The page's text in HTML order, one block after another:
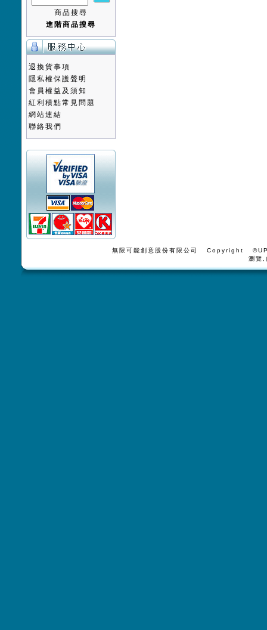
商品搜尋
進階商品搜尋
退換貨事項
隱私權保護聲明
會員權益及須知
紅利積點常見問題
網站連結
聯絡我們
無限可能創意股份有限公司 Copyright
瀏